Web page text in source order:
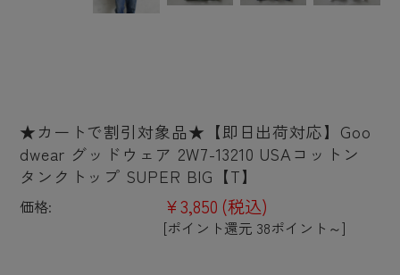
★カートで割引対象品★【即日出荷対応】Goo
dwear グッドウェア 2W7-13210 USAコットン
タンクトップ SUPER BIG【T】
価格: ¥3,850 (税込)
[ポイント還元 38ポイント～]